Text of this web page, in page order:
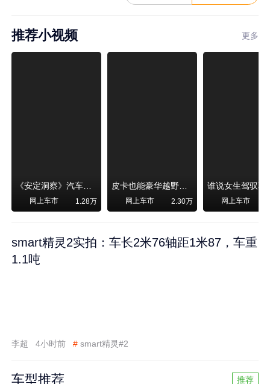
推荐小视频 更多
《安定洞察》汽车烧不烧油，和石油安全无关！
网上车市 1.28万
皮卡也能豪华越野！纵横F700上市，限时卖29.99万起
网上车市 2.30万 网上车市
smart精灵2实拍：车长2米76轴距1米87，车重
1.1吨
李超 4小时前 # smart精灵#2
车型推荐 推荐